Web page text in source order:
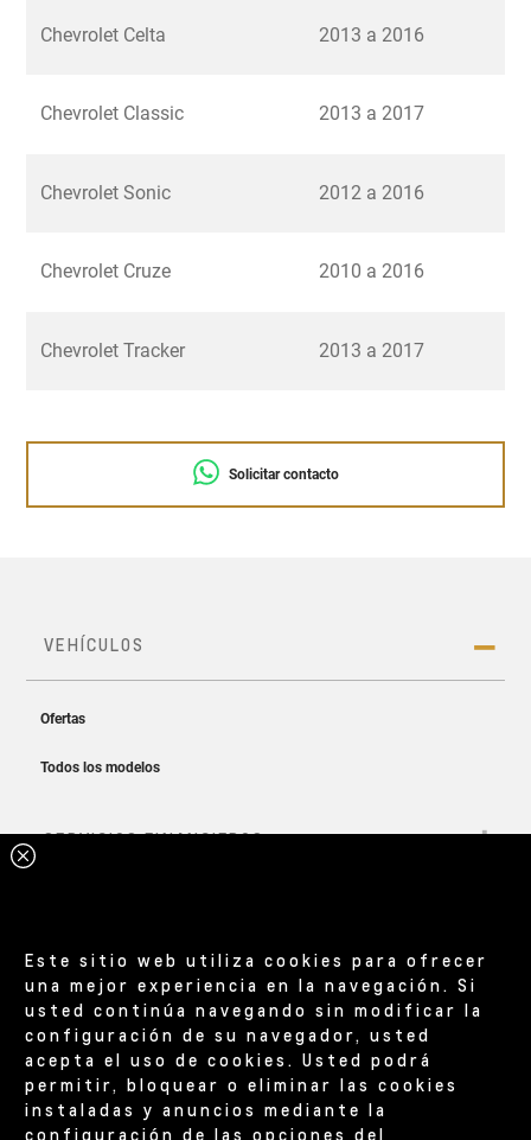
Chevrolet Celta 2013 a 2016
Chevrolet Classic 2013 a 2017
Chevrolet Sonic 2012 a 2016
Chevrolet Cruze 2010 a 2016
Chevrolet Tracker 2013 a 2017
Solicitar contacto
Este sitio web utiliza cookies para ofrecer
una mejor experiencia en la navegación. Si
usted continúa navegando sin modificar la
configuración de su navegador, usted
acepta el uso de cookies. Usted podrá
permitir, bloquear o eliminar las cookies
instaladas y anuncios mediante la
configuración de las opciones del